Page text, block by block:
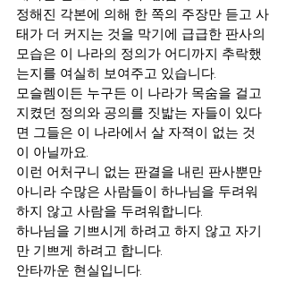
정해진 각본에 의해 한 쪽의 주장만 듣고 사
태가 더 커지는 것을 막기에 급급한 판사의
모습은 이 나라의 정의가 어디까지 추락했
는지를 여실히 보여주고 있습니다.
모슬렘이든 누구든 이 나라가 목숨을 걸고
지켰던 정의와 공의를 짓밟는 자들이 있다
면 그들은 이 나라에서 살 자젹이 없는 것
이 아닐까요.
이런 어처구니 없는 판결을 내린 판사뿐만
아니라 수많은 사람들이 하나님을 두려워
하지 않고 사람을 두려워합니다.
하나님을 기쁘시게 하려고 하지 않고 자기
만 기쁘게 하려고 합니다.
안타까운 현실입니다.